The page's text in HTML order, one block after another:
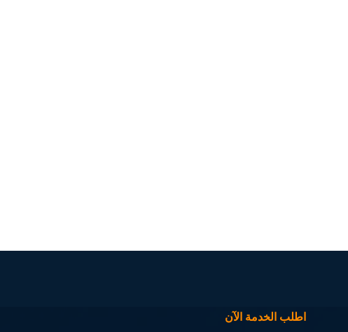
اطلب الخدمة الآن